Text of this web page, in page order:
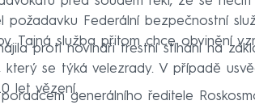
požadavku Federální bezpečnostní
Tajná služba přitom chce obvinění
proti novináři trestní stíhání na
který se týká velezrady. V případě
let vězení.
generálního ředitele